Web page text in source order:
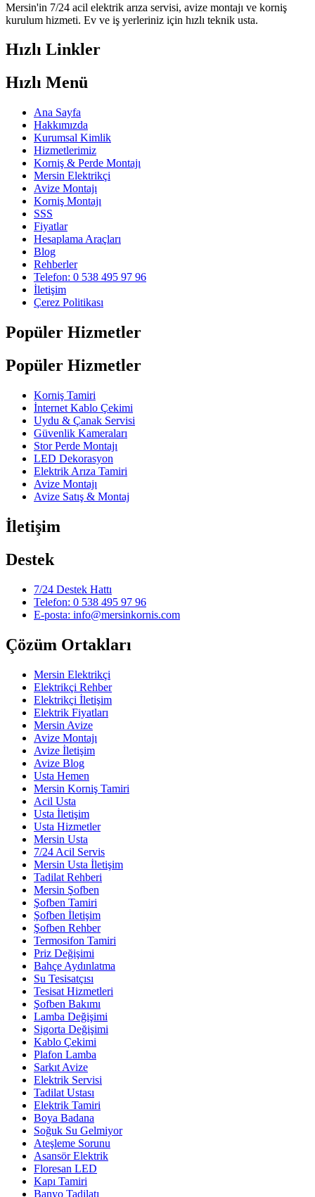
Mersin'in 7/24 acil elektrik arıza servisi, avize montajı ve korniş
kurulum hizmeti. Ev ve iş yerleriniz için hızlı teknik usta.
Hızlı Linkler
Hızlı Menü
Ana Sayfa
Hakkımızda
Kurumsal Kimlik
Hizmetlerimiz
Korniş & Perde Montajı
Mersin Elektrikçi
Avize Montajı
Korniş Montajı
SSS
Fiyatlar
Hesaplama Araçları
Blog
Rehberler
Telefon: 0 538 495 97 96
İletişim
Çerez Politikası
Popüler Hizmetler
Popüler Hizmetler
Korniş Tamiri
İnternet Kablo Çekimi
Uydu & Çanak Servisi
Güvenlik Kameraları
Stor Perde Montajı
LED Dekorasyon
Elektrik Arıza Tamiri
Avize Montajı
Avize Satış & Montaj
İletişim
Destek
7/24 Destek Hattı
Telefon: 0 538 495 97 96
E-posta: info@mersinkornis.com
Çözüm Ortakları
Mersin Elektrikçi
Elektrikçi Rehber
Elektrikçi İletişim
Elektrik Fiyatları
Mersin Avize
Avize Montajı
Avize İletişim
Avize Blog
Usta Hemen
Mersin Korniş Tamiri
Acil Usta
Usta İletişim
Usta Hizmetler
Mersin Usta
7/24 Acil Servis
Mersin Usta İletişim
Tadilat Rehberi
Mersin Şofben
Şofben Tamiri
Şofben İletişim
Şofben Rehber
Termosifon Tamiri
Priz Değişimi
Bahçe Aydınlatma
Su Tesisatçısı
Tesisat Hizmetleri
Şofben Bakımı
Lamba Değişimi
Sigorta Değişimi
Kablo Çekimi
Plafon Lamba
Sarkıt Avize
Elektrik Servisi
Tadilat Ustası
Elektrik Tamiri
Boya Badana
Soğuk Su Gelmiyor
Ateşleme Sorunu
Asansör Elektrik
Floresan LED
Kapı Tamiri
Banyo Tadilatı